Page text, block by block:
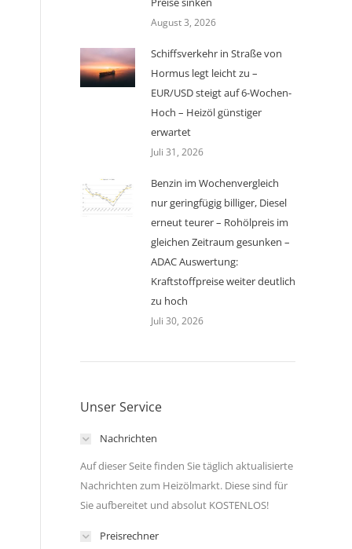
August 3, 2026
Schiffsverkehr in Straße von
Hormus legt leicht zu –
EUR/USD steigt auf 6-Wochen-
Hoch – Heizöl günstiger
erwartet
Juli 31, 2026
Benzin im Wochenvergleich
nur geringfügig billiger, Diesel
erneut teurer – Rohölpreis im
gleichen Zeitraum gesunken –
ADAC Auswertung:
Kraftstoffpreise weiter deutlich
zu hoch
Juli 30, 2026
Unser Service
Nachrichten
Auf dieser Seite finden Sie täglich aktualisierte
Nachrichten zum Heizölmarkt. Diese sind für
Sie aufbereitet und absolut KOSTENLOS!
Preisrechner